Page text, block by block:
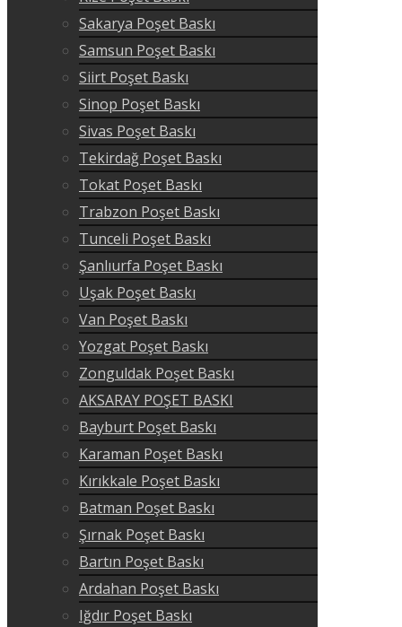
Sakarya Poşet Baskı
Samsun Poşet Baskı
Siirt Poşet Baskı
Sinop Poşet Baskı
Sivas Poşet Baskı
Tekirdağ Poşet Baskı
Tokat Poşet Baskı
Trabzon Poşet Baskı
Tunceli Poşet Baskı
Şanlıurfa Poşet Baskı
Uşak Poşet Baskı
Van Poşet Baskı
Yozgat Poşet Baskı
Zonguldak Poşet Baskı
AKSARAY POŞET BASKI
Bayburt Poşet Baskı
Karaman Poşet Baskı
Kırıkkale Poşet Baskı
Batman Poşet Baskı
Şırnak Poşet Baskı
Bartın Poşet Baskı
Ardahan Poşet Baskı
Iğdır Poşet Baskı